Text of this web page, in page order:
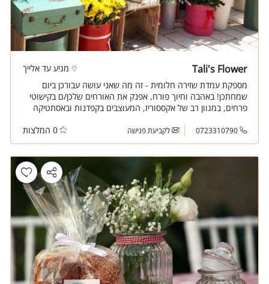
Tali's Flower
מגיע עד אלייך
מספקת עמדת שזירה חלומית - זה מה שאני עושה עבורכן ביום
שמחתכן! באהבה וחיוך פורח, אפנק את האורחים שלכן/ם בקישוטי
פרחים, במגוון רב של אקססוריז, המעוצבים בקפדנות ובאסתטיקה
0723310790 לקביעת פגישה 0 המלצות